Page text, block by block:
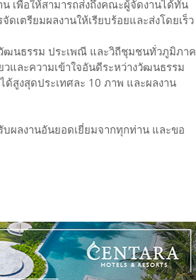
เพื่อให้สามารถส่งถึงคณะผู้จัดงานได้ทัน
ดเตรียมผลงานให้เรียบร้อยและส่งโดยเร็ว
ฒนธรรม ประเพณี และวิถีชุมชนทั่วภูมิภาค
วและความเข้าใจอันดีระหว่างวัฒนธรรม
ด้สูงสุดประเทศละ 10 ภาพ และผลงาน
บผลงานอันยอดเยี่ยมจากทุกท่าน และขอ